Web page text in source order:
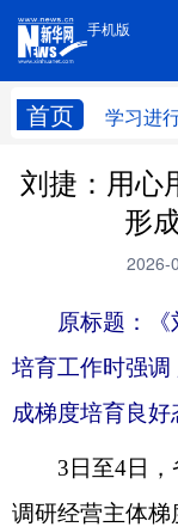
手机版
首页 学习进
手机版
刘捷：用心
形
2026-
原标题：
培育工作时强
成梯度培育良好
3日至4日，
调研经营主体梯